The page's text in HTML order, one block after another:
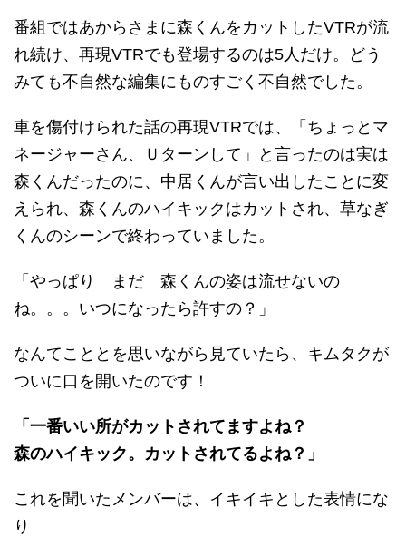
番組ではあからさまに森くんをカットしたVTRが流
れ続け、再現VTRでも登場するのは5人だけ。どう
みても不自然な編集にものすごく不自然でした。
車を傷付けられた話の再現VTRでは、「ちょっとマ
ネージャーさん、Ｕターンして」と言ったのは実は
森くんだったのに、中居くんが言い出したことに変
えられ、森くんのハイキックはカットされ、草なぎ
くんのシーンで終わっていました。
「やっぱり まだ 森くんの姿は流せないの
ね。。。いつになったら許すの？」
なんてこととを思いながら見ていたら、キムタクが
ついに口を開いたのです！
「一番いい所がカットされてますよね？
森のハイキック。カットされてるよね？」
これを聞いたメンバーは、イキイキとした表情にな
り